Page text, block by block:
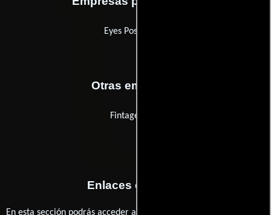
Eyes Post Group
Otras empresas
Fintage CAM
Enlaces externos
En esta sección podrás acceder a los recursos externos que